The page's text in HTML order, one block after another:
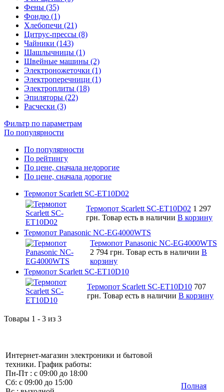
Фены (35)
Фондю (1)
Хлебопечи (21)
Цитрус-прессы (8)
Чайники (143)
Шашлычницы (1)
Швейные машины (2)
Электроножеточки (1)
Электроперечници (1)
Электроплиты (18)
Эпиляторы (22)
Расчески (3)
Фильтр по параметрам
По популярности
По популярности
По рейтингу
По цене, сначала недорогие
По цене, сначала дорогие
Термопот Scarlett SC-ET10D02
Термопот Scarlett SC-ET10D02 1 297
грн. Товар есть в наличии В корзину
Термопот Panasonic NC-EG4000WTS
Термопот Panasonic NC-EG4000WTS
2 794 грн. Товар есть в наличии В
корзину
Термопот Scarlett SC-ET10D10
Термопот Scarlett SC-ET10D10 707
грн. Товар есть в наличии В корзину
Товары 1 - 3 из 3
Интернет-магазин электроники и бытовой
техники. График работы:
Пн-Пт : с 09:00 до 18:00
Сб: с 09:00 до 15:00
Полная